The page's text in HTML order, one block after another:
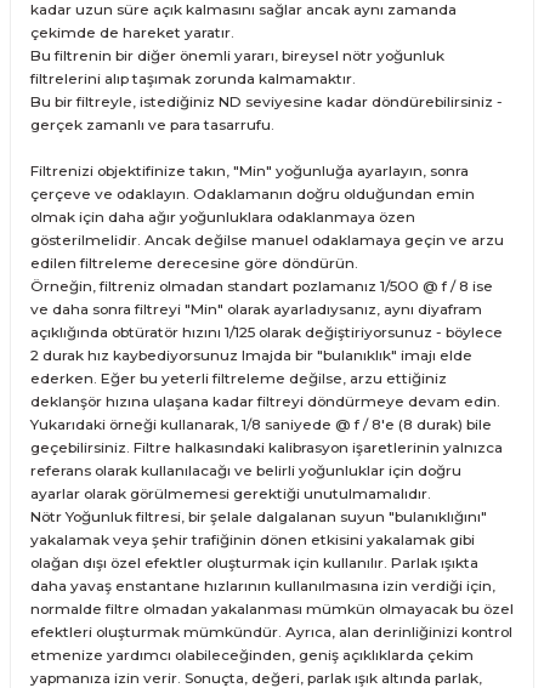
kadar uzun süre açık kalmasını sağlar ancak aynı zamanda
çekimde de hareket yaratır.
Bu filtrenin bir diğer önemli yararı, bireysel nötr yoğunluk
filtrelerini alıp taşımak zorunda kalmamaktır.
Bu bir filtreyle, istediğiniz ND seviyesine kadar döndürebilirsiniz -
gerçek zamanlı ve para tasarrufu.
Filtrenizi objektifinize takın, "Min" yoğunluğa ayarlayın, sonra
çerçeve ve odaklayın. Odaklamanın doğru olduğundan emin
olmak için daha ağır yoğunluklara odaklanmaya özen
gösterilmelidir. Ancak değilse manuel odaklamaya geçin ve arzu
edilen filtreleme derecesine göre döndürün.
Örneğin, filtreniz olmadan standart pozlamanız 1/500 @ f / 8 ise
ve daha sonra filtreyi "Min" olarak ayarladıysanız, aynı diyafram
açıklığında obtüratör hızını 1/125 olarak değiştiriyorsunuz - böylece
2 durak hız kaybediyorsunuz Imajda bir "bulanıklık" imajı elde
ederken. Eğer bu yeterli filtreleme değilse, arzu ettiğiniz
deklanşör hızına ulaşana kadar filtreyi döndürmeye devam edin.
Yukarıdaki örneği kullanarak, 1/8 saniyede @ f / 8'e (8 durak) bile
geçebilirsiniz. Filtre halkasındaki kalibrasyon işaretlerinin yalnızca
referans olarak kullanılacağı ve belirli yoğunluklar için doğru
ayarlar olarak görülmemesi gerektiği unutulmamalıdır.
Nötr Yoğunluk filtresi, bir şelale dalgalanan suyun "bulanıklığını"
yakalamak veya şehir trafiğinin dönen etkisini yakalamak gibi
olağan dışı özel efektler oluşturmak için kullanılır. Parlak ışıkta
daha yavaş enstantane hızlarının kullanılmasına izin verdiği için,
normalde filtre olmadan yakalanması mümkün olmayacak bu özel
efektleri oluşturmak mümkündür. Ayrıca, alan derinliğinizi kontrol
etmenize yardımcı olabileceğinden, geniş açıklıklarda çekim
yapmanıza izin verir. Sonuçta, değeri, parlak ışık altında parlak,